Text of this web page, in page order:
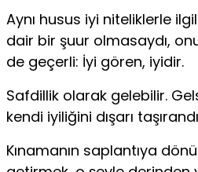
Aynı husus iyi niteliklerle
dair bir şuur olmasaydı,
de geçerli: İyi gören, iyidir.
Safdillik olarak gelebilir.
kendi iyiliğini dışarı
Kınamanın saplantıya